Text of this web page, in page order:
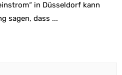
in Düsseldorf kann
sagen, dass ...